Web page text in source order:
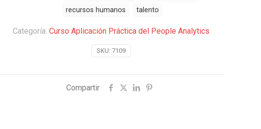
SKU: 7109
Categoría: Curso Aplicación Práctica del People Analytics
recursos humanos
talento
Compartir